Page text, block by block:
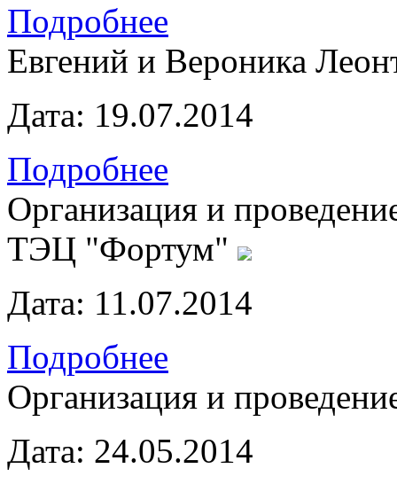
Подробнее
Евгений и Вероника
Дата: 19.07.2014
Подробнее
Организация и
ТЭЦ "Фортум"
Дата: 11.07.2014
Подробнее
Организация и
Дата: 24.05.2014